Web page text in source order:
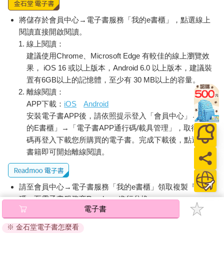
將儲存於會員中心→電子書服務「我的e書櫃」，點選線上
閱讀直接開啟閱讀。
線上閱讀：
建議使用Chrome、Microsoft Edge 有較佳的線上瀏覽效
果， iOS 16 或以上版本，Android 6.0 以上版本，建議裝
置有6GB以上的記憶體，至少有 30 MB以上的容量。
離線閱讀：
APP下載： iOS
Android
安裝電子書APP後，請依照提示登入「會員中心」→「我
的E書櫃」→「電子書APP通行碼/載具管理」，取得通行
碼再登入下載您所購買的電子書。完成下載後，點選任一
書籍即可開始離線閱讀。
請至會員中心→電子書服務「我的e書櫃」領取複製『兌換
碼』至電子書服務商Readmoo進行兌換。
退換貨須知：
因版權保護，您在金石堂所購買的電子書僅能以金石堂專屬
電子書
※ 金石堂電子書怎麼看